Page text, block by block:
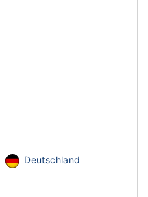
Deutschland